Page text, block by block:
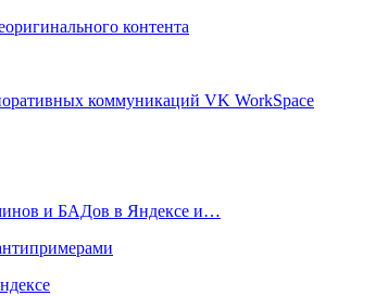
контента
коммуникаций VK WorkSpace
и БАДов в Яндексе и…